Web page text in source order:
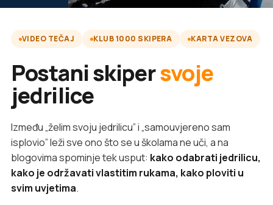
VIDEO TEČAJ KLUB 1000 SKIPERA KARTA VEZOVA
Postani skipersvoje
jedrilice
Između „želim svoju jedrilicu” i „samouvjereno sam
isplovio” leži sve ono što se u školama ne uči, a na
blogovima spominje tek usput: kako odabrati jedrilicu,
kako je održavati vlastitim rukama, kako ploviti u
svim uvjetima.